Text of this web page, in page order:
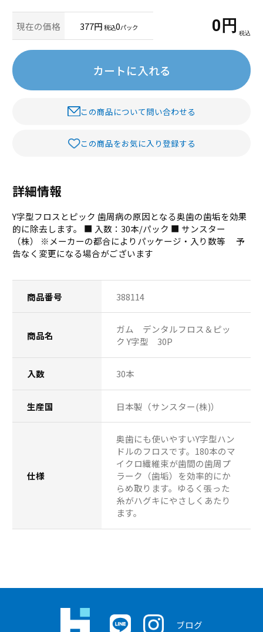
現在の価格 377円 税込0パック 0 円 税込
カートに入れる
この商品について問い合わせる
この商品をお気に入り登録する
詳細情報
Y字型フロスとピック 歯周病の原因となる奥歯の歯垢を効果
的に除去します。 ■ 入数：30本/パック ■ サンスター
（株） ※メーカーの都合によりパッケージ・入り数等 予
告なく変更になる場合がございます
商品番号 388114
商品名
ガム デンタルフロス＆ピッ
ク Y字型 30P
入数 30本
生産国 日本製（サンスター(株)）
仕様
奥歯にも使いやすいY字型ハン
ドルのフロスです。180本のマ
イクロ繊維束が歯間の歯周プ
ラーク（歯垢）を効率的にか
らめ取ります。ゆるく張った
糸がハグキにやさしくあたり
ます。
ブログ